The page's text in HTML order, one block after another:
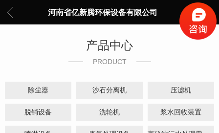
河南省亿新腾环保设备有限公司
产品中心
PRODUCT
除尘器 沙石分离机 压滤机
脱销设备 洗轮机 浆水回收装置